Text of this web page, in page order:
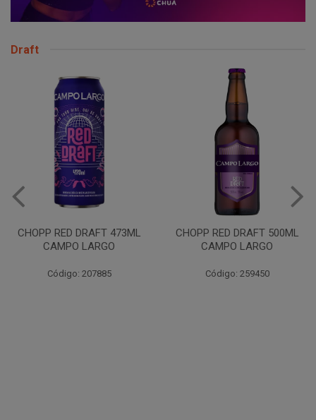
Draft
CHOPP RED DRAFT 500ML
CAMPO LARGO
Código: 259450
VINHO JURUPINGA DINALLE
975ML BCO